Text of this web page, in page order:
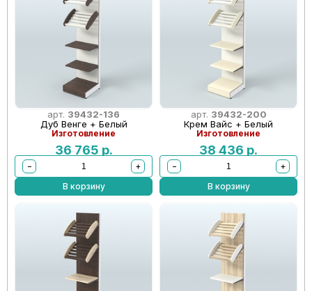
арт. 39432-136
Дуб Венге + Белый
Изготовление
36 765 р.
−
+
В корзину
арт. 39432-200
Крем Вайс + Белый
Изготовление
38 436 р.
−
+
В корзину